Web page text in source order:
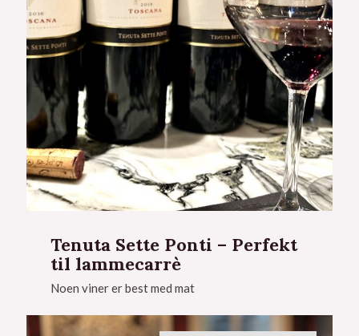
Tenuta Sette Ponti – Perfekt
til lammecarrè
Noen viner er best med mat